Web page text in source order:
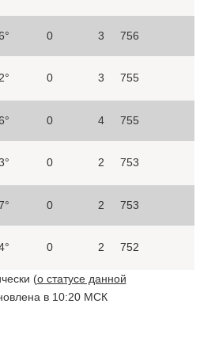
0 3 756
0 3 755
0 4 755
0 2 753
0 2 753
0 2 752
(о статусе данной
в 10:20 МСК